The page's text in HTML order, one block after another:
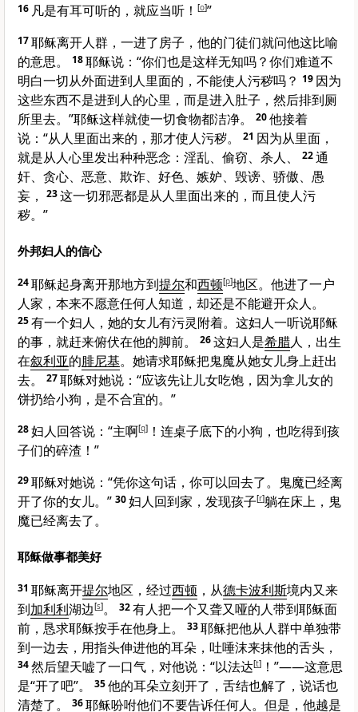
16 凡是有耳可听的，就应当听！ [o]”
17耶稣离开人群，一进了房子，他的门徒们就问他这比喻
的意思。
18耶稣说： “你们也是这样无知吗？你们难道不
明白一切从外面进到人里面的，不能使人污秽吗？ 19 因为
这些东西不是进到人的心里，而是进入肚子，然后排到厕
所里去。”耶稣这样就使一切食物都洁净。 20他接着
说： “从人里面出来的，那才使人污秽。 21 因为从里面，
就是从人心里发出种种恶念：淫乱、偷窃、杀人、
22通
奸、贪心、恶意、欺诈、好色、嫉妒、毁谤、骄傲、愚
妄，
23这一切邪恶都是从人里面出来的，而且使人污
秽。”
外邦妇人的信心
24耶稣起身离开那地方到提尔和西顿[p]地区。他进了一户
人家，本来不愿意任何人知道，却还是不能避开众人。
25有一个妇人，她的女儿有污灵附着。这妇人一听说耶稣
的事，就赶来俯伏在他的脚前。
26这妇人是希腊人，出生
在叙利亚的腓尼基。她请求耶稣把鬼魔从她女儿身上赶出
去。
27耶稣对她说： “应该先让儿女吃饱，因为拿儿女的
饼扔给小狗，是不合宜的。”
28妇人回答说：“主啊[q] ！连桌子底下的小狗，也吃得到孩
子们的碎渣！”
29耶稣对她说： “凭你这句话，你可以回去了。鬼魔已经离
开了你的女儿。” 30妇人回到家，发现孩子[r]躺在床上，鬼
魔已经离去了。
耶稣做事都美好
31 耶稣离开提尔地区，经过西顿 ，从德卡波利斯境内又来
到加利利湖边[s]。 32有人把一个又聋又哑的人带到耶稣面
前，恳求耶稣按手在他身上。
33耶稣把他从人群中单独带
到一边去，用指头伸进他的耳朵，吐唾沫来抹他的舌头，
34然后望天嘘了一口气，对他说： “以法达[t] ！”——这意思
是“开了吧”。 35他的耳朵立刻开了，舌结也解了，说话也
清楚了。
36耶稣吩咐他们不要告诉任何人。但是，他越是